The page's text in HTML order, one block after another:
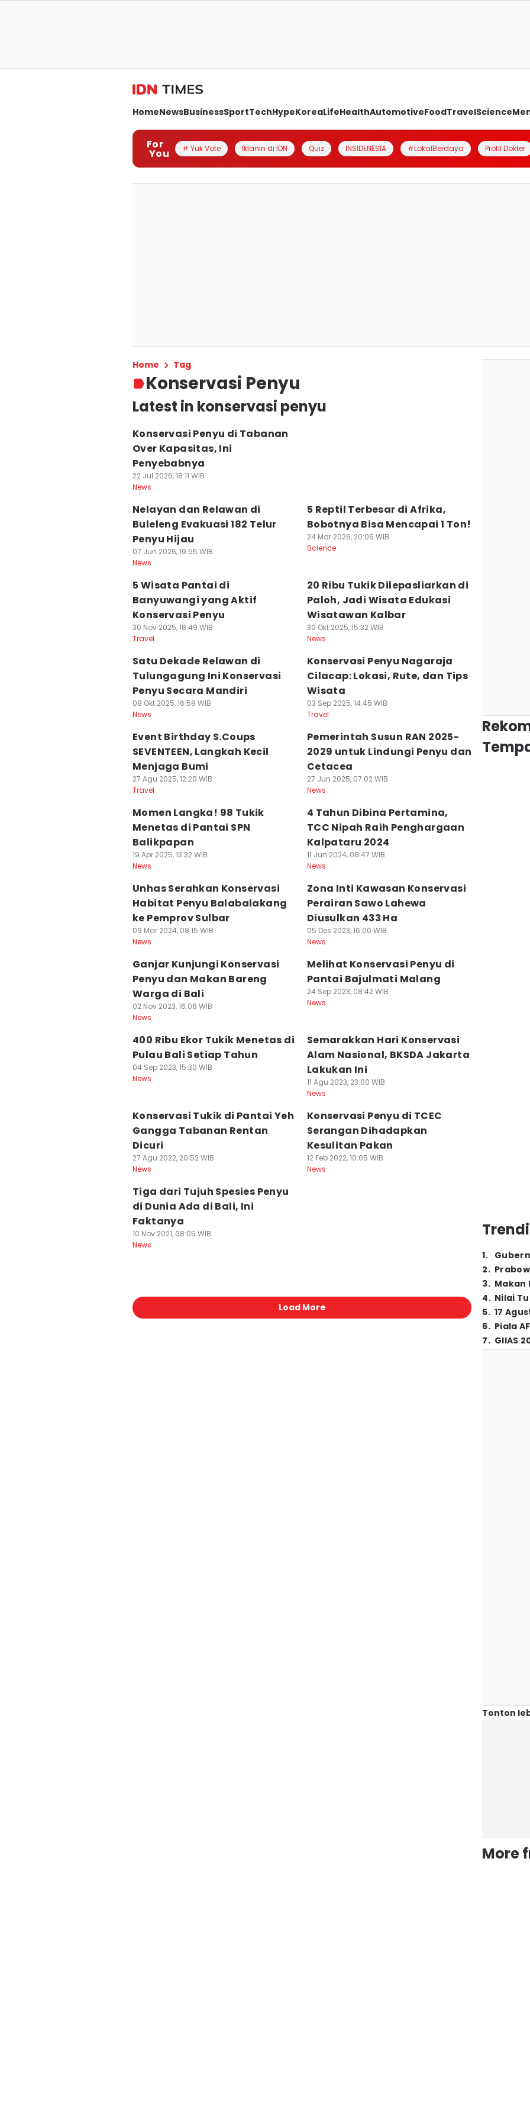
HomeNewsBusinessSportTechHypeKoreaLifeHealthAutomotiveFoodTravelScience
For
You # Yuk Vote Iklanin di IDN Quiz INSIDENESIA #LokalBerdaya Profil Dokter
Home Tag
Konservasi Penyu
Latest in konservasi penyu
Konservasi Penyu di Tabanan
Over Kapasitas, Ini
Penyebabnya
22 Jul 2026, 18:11 WIB
News
Nelayan dan Relawan di
Buleleng Evakuasi 182 Telur
Penyu Hijau
07 Jun 2026, 19:55 WIB
News
5 Reptil Terbesar di Afrika,
Bobotnya Bisa Mencapai 1 Ton!
24 Mar 2026, 20:06 WIB
Science
5 Wisata Pantai di
Banyuwangi yang Aktif
Konservasi Penyu
30 Nov 2025, 18:49 WIB
Travel
20 Ribu Tukik Dilepasliarkan di
Paloh, Jadi Wisata Edukasi
Wisatawan Kalbar
30 Okt 2025, 15:32 WIB
News
Satu Dekade Relawan di
Tulungagung Ini Konservasi
Penyu Secara Mandiri
08 Okt 2025, 16:58 WIB
News
Konservasi Penyu Nagaraja
Cilacap: Lokasi, Rute, dan Tips
Wisata
03 Sep 2025, 14:45 WIB
Travel
Event Birthday S.Coups
SEVENTEEN, Langkah Kecil
Menjaga Bumi
27 Agu 2025, 12:20 WIB
Travel
Pemerintah Susun RAN 2025-
2029 untuk Lindungi Penyu dan
Cetacea
27 Jun 2025, 07:02 WIB
News
Momen Langka! 98 Tukik
Menetas di Pantai SPN
Balikpapan
19 Apr 2025, 13:32 WIB
News
4 Tahun Dibina Pertamina,
TCC Nipah Raih Penghargaan
Kalpataru 2024
11 Jun 2024, 08:47 WIB
News
Unhas Serahkan Konservasi
Habitat Penyu Balabalakang
ke Pemprov Sulbar
09 Mar 2024, 08:15 WIB
News
Zona Inti Kawasan Konservasi
Perairan Sawo Lahewa
Diusulkan 433 Ha
05 Des 2023, 16:00 WIB
News
Ganjar Kunjungi Konservasi
Penyu dan Makan Bareng
Warga di Bali
02 Nov 2023, 16:06 WIB
News
Melihat Konservasi Penyu di
Pantai Bajulmati Malang
24 Sep 2023, 08:42 WIB
News
400 Ribu Ekor Tukik Menetas di
Pulau Bali Setiap Tahun
04 Sep 2023, 15:30 WIB
News
Semarakkan Hari Konservasi
Alam Nasional, BKSDA Jakarta
Lakukan Ini
11 Agu 2023, 23:00 WIB
News
Konservasi Tukik di Pantai Yeh
Gangga Tabanan Rentan
Dicuri
27 Agu 2022, 20:52 WIB
News
Konservasi Penyu di TCEC
Serangan Dihadapkan
Kesulitan Pakan
12 Feb 2022, 10:05 WIB
News
Tiga dari Tujuh Spesies Penyu
di Dunia Ada di Bali, Ini
Faktanya
10 Nov 2021, 08:05 WIB
News
Load More
1.
2.
3. Makan
4. Nilai
5. 17
6. Piala
7. GIIAS
Tonton
More